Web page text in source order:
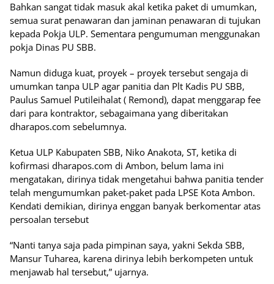
Bahkan sangat tidak masuk akal ketika paket di umumkan,
semua surat penawaran dan jaminan penawaran di tujukan
kepada Pokja ULP. Sementara pengumuman menggunakan
pokja Dinas PU SBB.
Namun diduga kuat, proyek – proyek tersebut sengaja di
umumkan tanpa ULP agar panitia dan Plt Kadis PU SBB,
Paulus Samuel Putileihalat ( Remond), dapat menggarap fee
dari para kontraktor, sebagaimana yang diberitakan
dharapos.com sebelumnya.
Ketua ULP Kabupaten SBB, Niko Anakota, ST, ketika di
kofirmasi dharapos.com di Ambon, belum lama ini
mengatakan, dirinya tidak mengetahui bahwa panitia tender
telah mengumumkan paket-paket pada LPSE Kota Ambon.
Kendati demikian, dirinya enggan banyak berkomentar atas
persoalan tersebut
“Nanti tanya saja pada pimpinan saya, yakni Sekda SBB,
Mansur Tuharea, karena dirinya lebih berkompeten untuk
menjawab hal tersebut,” ujarnya.